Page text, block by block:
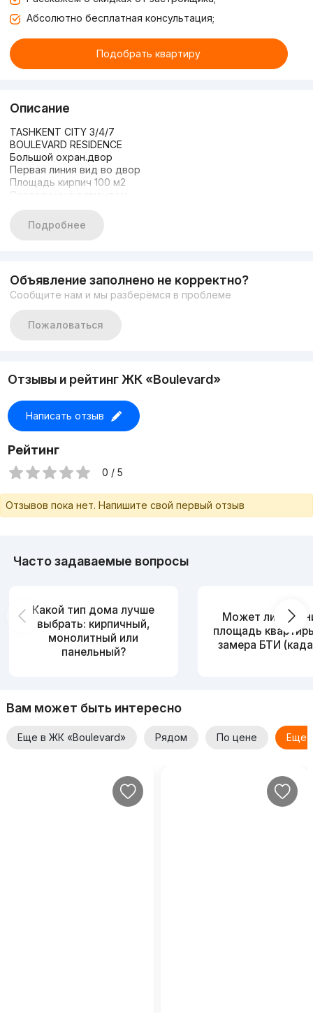
Абсолютно бесплатная консультация;
Подобрать квартиру
Описание
TASHKENT CITY 3/4/7
BOULEVARD RESIDENCE
Большой охран.двор
Первая линия вид во двор
Площадь кирпич 100 м2
Состояние: с ремонтом
Три (3) санузла
ЦЕНА: 258.000у.е /торг срочно
Подробнее
Объявление заполнено не корректно?
Сообщите нам и мы разберёмся в проблеме
Пожаловаться
Отзывы и рейтинг ЖК «Boulevard»
Написать отзыв
Рейтинг
0 / 5
Отзывов пока нет. Напишите свой первый отзыв
Часто задаваемые вопросы
Какой тип дома лучше
выбрать: кирпичный,
монолитный или
панельный?
Может ли
площадь
замера БТИ
Вам может быть интересно
Еще в ЖК «Boulevard» Рядом По цене Еще